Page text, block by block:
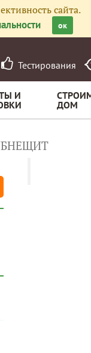
сайта.
ок
Тестирования
И
ДОМ